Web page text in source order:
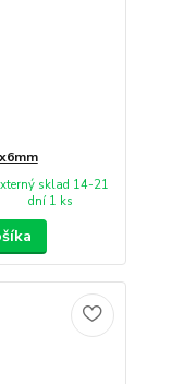
sklad 14-21
dní 1 ks